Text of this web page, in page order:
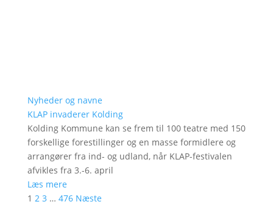
Nyheder og navne
KLAP invaderer Kolding
Kolding Kommune kan se frem til 100 teatre med 150
forskellige forestillinger og en masse formidlere og
arrangører fra ind- og udland, når KLAP-festivalen
afvikles fra 3.-6. april
Læs mere
1 2 3 … 476 Næste